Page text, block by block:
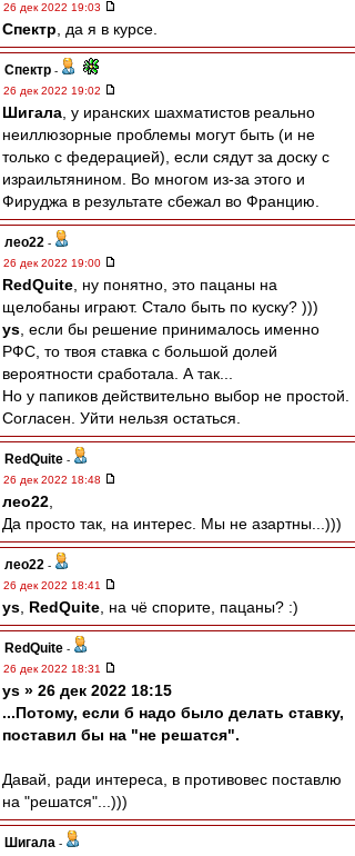
26 дек 2022 19:03
Спектр , да я в курсе.
Спектр -
26 дек 2022 19:02
Шигала , у иранских шахматистов реально
неиллюзорные проблемы могут быть (и не
только с федерацией), если сядут за доску с
израильтянином. Во многом из-за этого и
Фируджа в результате сбежал во Францию.
лео22 -
26 дек 2022 19:00
RedQuite , ну понятно, это пацаны на
щелобаны играют. Стало быть по куску? )))
ys , если бы решение принималось именно
РФС, то твоя ставка с большой долей
вероятности сработала. А так...
Но у папиков действительно выбор не простой.
Согласен. Уйти нельзя остаться.
RedQuite -
26 дек 2022 18:48
лео22
Да просто так, на интерес. Мы не азартны...)))
лео22 -
26 дек 2022 18:41
ys RedQuite , на чё спорите, пацаны? :)
RedQuite -
26 дек 2022 18:31
ys » 26 дек 2022 18:15
...Потому, если б надо было делать ставку,
поставил бы на "не решатся".
Давай, ради интереса, в противовес поставлю
на "решатся"...)))
Шигала -